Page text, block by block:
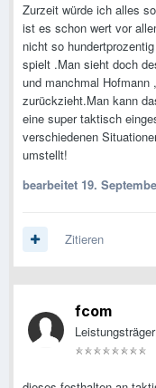
Zurzeit würde ich alles
ist es schon wert vor
nicht so
spielt .Man sieht doch
und manchmal Hofmann
zurückzieht.Man kann
eine super taktisch
verschiedenen
umstellt!
bearbeitet 19.
Zitieren
fcom
Leistungsträger